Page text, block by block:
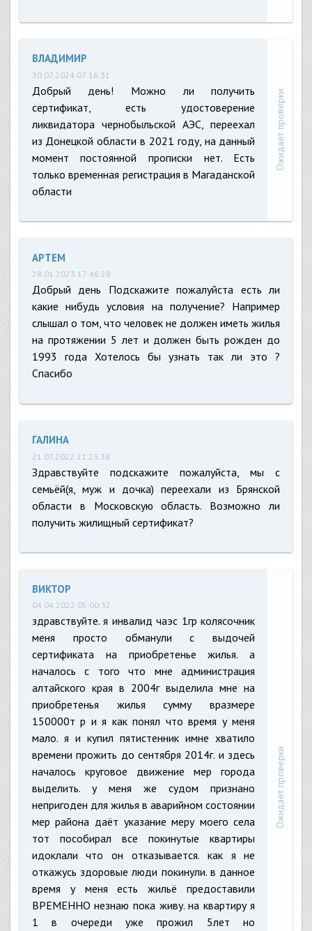
ВЛАДИМИР
30.07.2024 07:16:31
Добрый день! Можно ли получить
сертификат, есть удостоверение
ликвидатора чернобыльской АЭС, переехал
из Донецкой области в 2021 году, на данный
момент постоянной прописки нет. Есть
только временная регистрация в Магаданской
области
Ожидает проверки
АРТЕМ
28.01.2023 17:46:28
Добрый день Подскажите пожалуйста есть ли
какие нибудь условия на получение? Например
слышал о том, что человек не должен иметь жилья
на протяжении 5 лет и должен быть рожден до
1993 года Хотелось бы узнать так ли это ?
Спасибо
ГАЛИНА
21.07.2022 21:23:38
Здравствуйте подскажите пожалуйста, мы с
семьёй(я, муж и дочка) переехали из Брянской
области в Московскую область. Возможно ли
получить жилищный сертификат?
ВИКТОР
04.04.2022 05:00:32
здравствуйте. я инвалид чаэс 1гр колясочник
меня просто обманули с выдочей
сертификата на приобретенье жилья. а
началось с того что мне администрация
алтайского края в 2004г выделила мне на
приобретенья жилья сумму вразмере
150000т р и я как понял что время у меня
мало. я и купил пятистенник имне хватило
времени прожить до сентября 2014г. и здесь
началось круговое движение мер города
выделить. у меня же судом признано
непригоден для жилья в аварийном состоянии
мер района даёт указание меру моего села
тот пособирал все покинутые квартиры
идоклали что он отказывается. как я не
откажусь здоровые люди покинули. в данное
время у меня есть жильё предоставили
ВРЕМЕННО незнаю пока живу. на квартиру я
1 в очереди уже прожил 5лет но
Ожидает проверки